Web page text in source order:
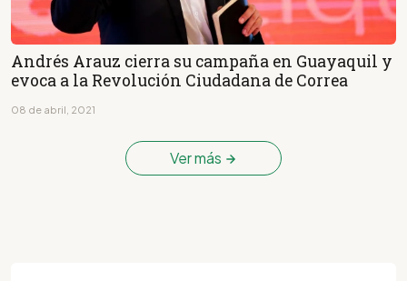
Andrés Arauz cierra su campaña en Guayaquil y
evoca a la Revolución Ciudadana de Correa
08 de abril, 2021
Ver más